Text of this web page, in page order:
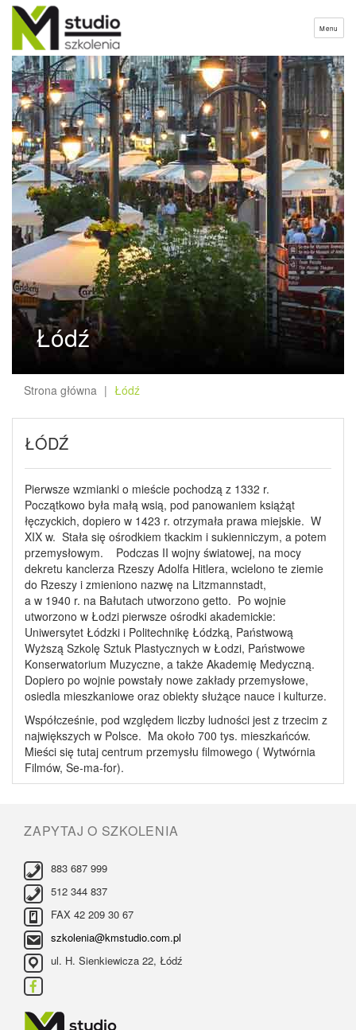
Menu
Łódź
Strona główna Łódź
ŁÓDŹ
Pierwsze wzmianki o mieście pochodzą z 1332 r.
Początkowo była małą wsią, pod panowaniem książąt
łęczyckich, dopiero w 1423 r. otrzymała prawa miejskie. W
XIX w. Stała się ośrodkiem tkackim i sukienniczym, a potem
przemysłowym. Podczas II wojny światowej, na mocy
dekretu kanclerza Rzeszy Adolfa Hitlera, wcielono te ziemie
do Rzeszy i zmieniono nazwę na Litzmannstadt,
a w 1940 r. na Bałutach utworzono getto. Po wojnie
utworzono w Łodzi pierwsze ośrodki akademickie:
Uniwersytet Łódzki i Politechnikę Łódzką, Państwową
Wyższą Szkolę Sztuk Plastycznych w Łodzi, Państwowe
Konserwatorium Muzyczne, a także Akademię Medyczną.
Dopiero po wojnie powstały nowe zakłady przemysłowe,
osiedla mieszkaniowe oraz obiekty służące nauce i kulturze.
Współcześnie, pod względem liczby ludności jest z trzecim z
największych w Polsce. Ma około 700 tys. mieszkańców.
Mieści się tutaj centrum przemysłu filmowego ( Wytwórnia
Filmów, Se-ma-for).
ZAPYTAJ O SZKOLENIA
883 687 999
512 344 837
FAX 42 209 30 67
szkolenia@kmstudio.com.pl
ul. H. Sienkiewicza 22, Łódź